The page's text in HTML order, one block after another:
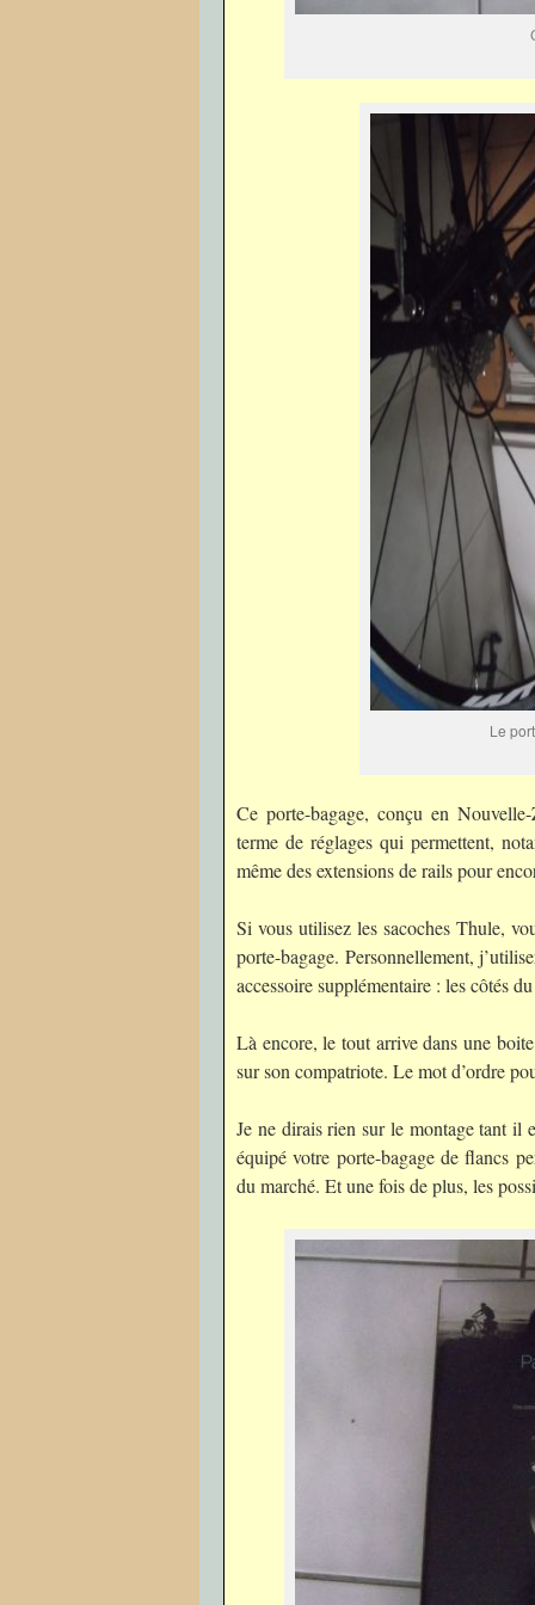
Le
Ce porte-bagage, conçu en
terme de réglages qui permettent,
même des extensions de rails pour
Si vous utilisez les sacoches Thule,
porte-bagage. Personnellement,
accessoire supplémentaire : les côtés
Là encore, le tout arrive dans une
sur son compatriote. Le mot d’ordre
Je ne dirais rien sur le montage tant il
équipé votre porte-bagage de flancs
du marché. Et une fois de plus, les